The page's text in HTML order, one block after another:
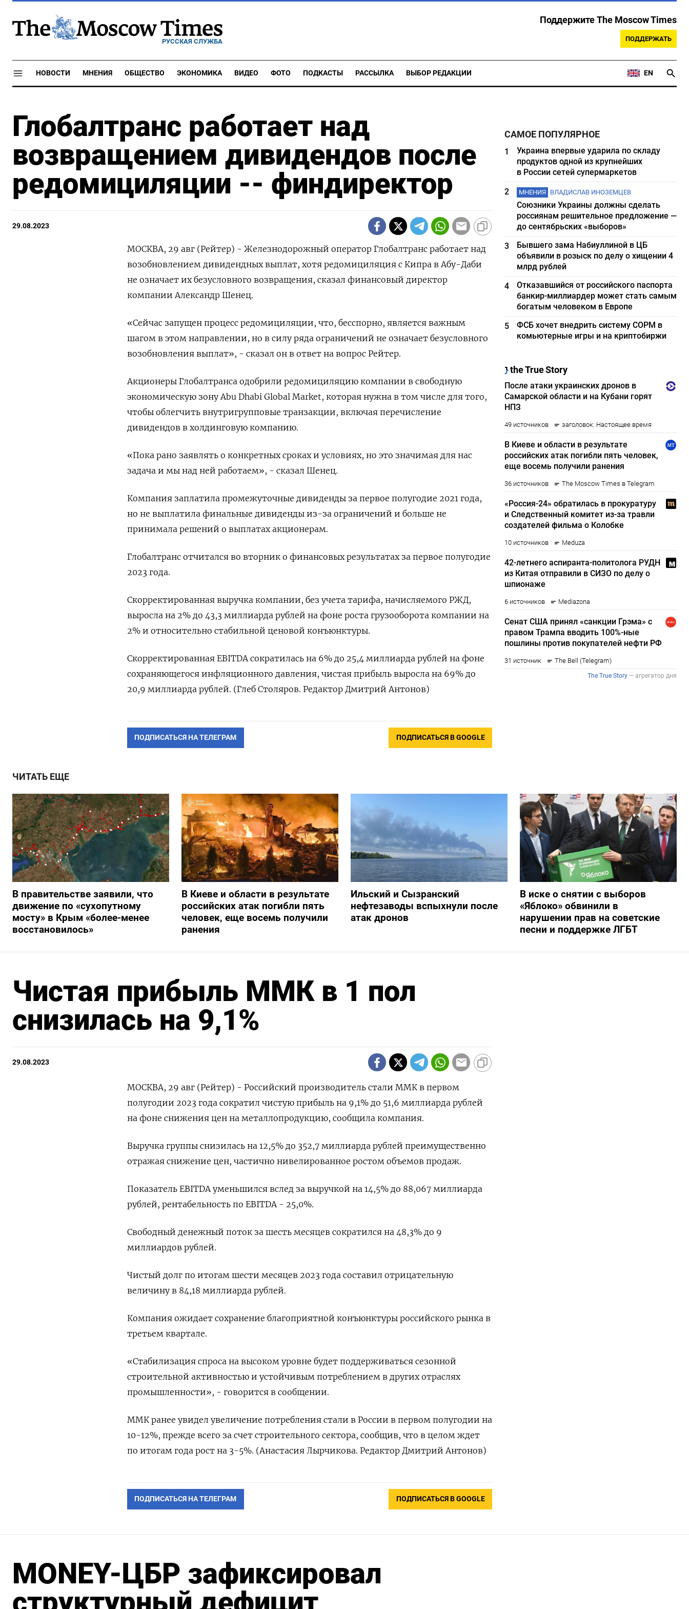
РУССКАЯ СЛУЖБА
Поддержите The Moscow Times
ПОДДЕРЖАТЬ
НОВОСТИ МНЕНИЯ ОБЩЕСТВО ЭКОНОМИКА ВИДЕО ФОТО ПОДКАСТЫ РАССЫЛКА ВЫБОР РЕДАКЦИИ EN
Глобалтранс работает над
возвращением дивидендов после
редомициляции -- финдиректор
29.08.2023
МОСКВА, 29 авг (Рейтер) - Железнодорожный оператор Глобалтранс работает над
возобновлением дивидендных выплат, хотя редомициляция с Кипра в Абу-Даби
не означает их безусловного возвращения, сказал финансовый директор
компании Александр Шенец.
«Сейчас запущен процесс редомициляции, что, бесспорно, является важным
шагом в этом направлении, но в силу ряда ограничений не означает безусловного
возобновления выплат», - сказал он в ответ на вопрос Рейтер.
Акционеры Глобалтранса одобрили редомициляцию компании в свободную
экономическую зону Abu Dhabi Global Market, которая нужна в том числе для того,
чтобы облегчить внутригрупповые транзакции, включая перечисление
дивидендов в холдинговую компанию.
«Пока рано заявлять о конкретных сроках и условиях, но это значимая для нас
задача и мы над ней работаем», - сказал Шенец.
Компания заплатила промежуточные дивиденды за первое полугодие 2021 года,
но не выплатила финальные дивиденды из-за ограничений и больше не
принимала решений о выплатах акционерам.
Глобалтранс отчитался во вторник о финансовых результатах за первое полугодие
2023 года.
Скорректированная выручка компании, без учета тарифа, начисляемого РЖД,
выросла на 2% до 43,3 миллиарда рублей на фоне роста грузооборота компании на
2% и относительно стабильной ценовой конъюнктуры.
Скорректированная EBITDA сократилась на 6% до 25,4 миллиарда рублей на фоне
сохраняющегося инфляционного давления, чистая прибыль выросла на 69% до
20,9 миллиарда рублей. (Глеб Столяров. Редактор Дмитрий Антонов)
ПОДПИСАТЬСЯ НА ТЕЛЕГРАМ ПОДПИСАТЬСЯ В GOOGLE
САМОЕ ПОПУЛЯРНОЕ
1
Украина впервые ударила по складу
продуктов одной из крупнейших
в России сетей супермаркетов
2
МНЕНИЯ ВЛАДИСЛАВ ИНОЗЕМЦЕВ
Союзники Украины должны сделать
россиянам решительное предложение —
до сентябрьских «выборов»
3
Бывшего зама Набиуллиной в ЦБ
объявили в розыск по делу о хищении 4
млрд рублей
4
Отказавшийся от российского паспорта
банкир-миллиардер может стать самым
богатым человеком в Европе
5
ФСБ хочет внедрить систему СОРМ в
комьютерные игры и на криптобиржи
ЧИТАТЬ ЕЩЕ
В правительстве заявили, что
движение по «сухопутному
мосту» в Крым «более-менее
восстановилось»
В Киеве и области в результате
российских атак погибли пять
человек, еще восемь получили
ранения
Ильский и Сызранский
нефтезаводы вспыхнули после
атак дронов
В иске о снятии с выборов
«Яблоко» обвинили в
нарушении прав на советские
песни и поддержке ЛГБТ
Чистая прибыль ММК в 1 пол
снизилась на 9,1%
29.08.2023
МОСКВА, 29 авг (Рейтер) - Российский производитель стали ММК в первом
полугодии 2023 года сократил чистую прибыль на 9,1% до 51,6 миллиарда рублей
на фоне снижения цен на металлопродукцию, сообщила компания.
Выручка группы снизилась на 12,5% до 352,7 миллиарда рублей преимущественно
отражая снижение цен, частично нивелированное ростом объемов продаж.
Показатель EBITDA уменьшился вслед за выручкой на 14,5% до 88,067 миллиарда
рублей, рентабельность по EBITDA - 25,0%.
Свободный денежный поток за шесть месяцев сократился на 48,3% до 9
миллиардов рублей.
Чистый долг по итогам шести месяцев 2023 года составил отрицательную
величину в 84,18 миллиарда рублей.
Компания ожидает сохранение благоприятной конъюнктуры российского рынка в
третьем квартале.
«Стабилизация спроса на высоком уровне будет поддерживаться сезонной
строительной активностью и устойчивым потреблением в других отраслях
промышленности», - говорится в сообщении.
ММК ранее увидел увеличение потребления стали в России в первом полугодии на
10-12%, прежде всего за счет строительного сектора, сообщив, что в целом ждет
по итогам года рост на 3-5%. (Анастасия Лырчикова. Редактор Дмитрий Антонов)
ПОДПИСАТЬСЯ НА ТЕЛЕГРАМ ПОДПИСАТЬСЯ В GOOGLE
MONEY-ЦБР зафиксировал